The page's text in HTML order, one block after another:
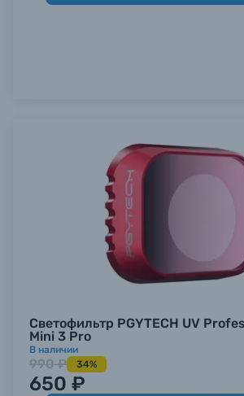
Светофильтр PGYTECH UV
Mini 3 Pro
В наличии
990 ₽ 34%
650 ₽